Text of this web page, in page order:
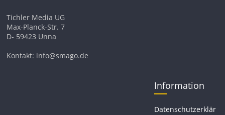
Tichler Media UG
Max-Planck-Str. 7
D- 59423 Unna
Kontakt: info@smago.de
Information
Datenschutzerklär